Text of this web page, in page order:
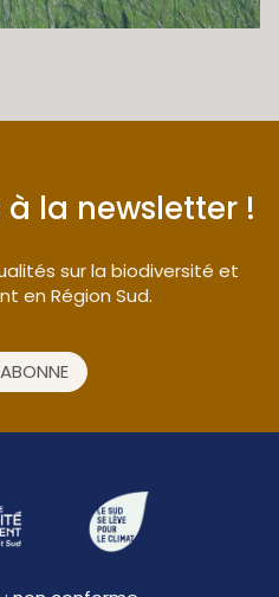
la newsletter !
sur la biodiversité et
en Région Sud.